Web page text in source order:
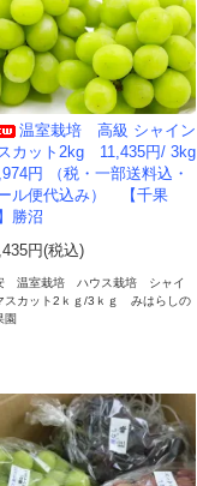
温室栽培 高級 シャイン
カット2kg 11,435円/ 3kg
円 （税・一部送料込・
ル便代込み） 【千果
勝沼
円(税込)
温室栽培 ハウス栽培 シャイ
スカット2ｋｇ/3ｋｇ みはらしの
園